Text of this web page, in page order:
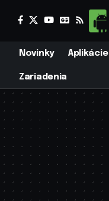
Novinky Aplikácie
Zariadenia